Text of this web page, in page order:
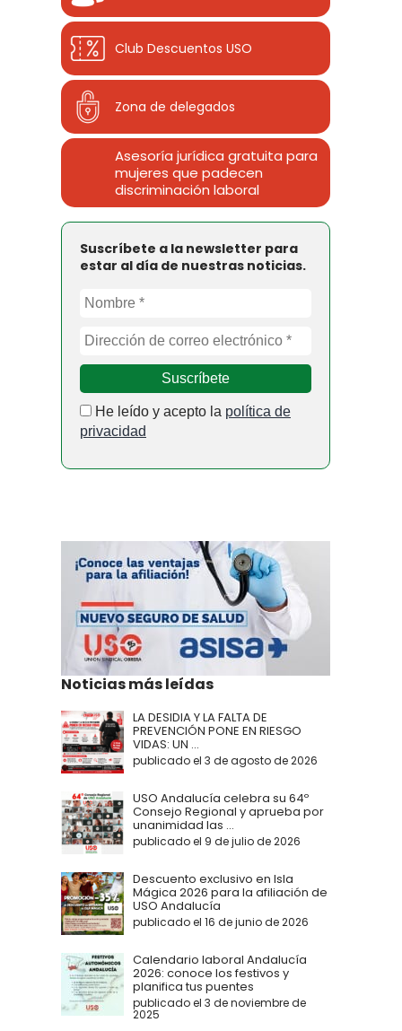
Club Descuentos USO
Zona de delegados
Asesoría jurídica gratuita para
mujeres que padecen
discriminación laboral
Suscríbete a la newsletter para
estar al día de nuestras noticias.
He leído y acepto la política de
privacidad
Noticias más leídas
LA DESIDIA Y LA FALTA DE
PREVENCIÓN PONE EN RIESGO
VIDAS: UN ...
publicado el 3 de agosto de 2026
USO Andalucía celebra su 64º
Consejo Regional y aprueba por
unanimidad las ...
publicado el 9 de julio de 2026
Descuento exclusivo en Isla
Mágica 2026 para la afiliación de
USO Andalucía
publicado el 16 de junio de 2026
Calendario laboral Andalucía
2026: conoce los festivos y
planifica tus puentes
publicado el 3 de noviembre de
2025